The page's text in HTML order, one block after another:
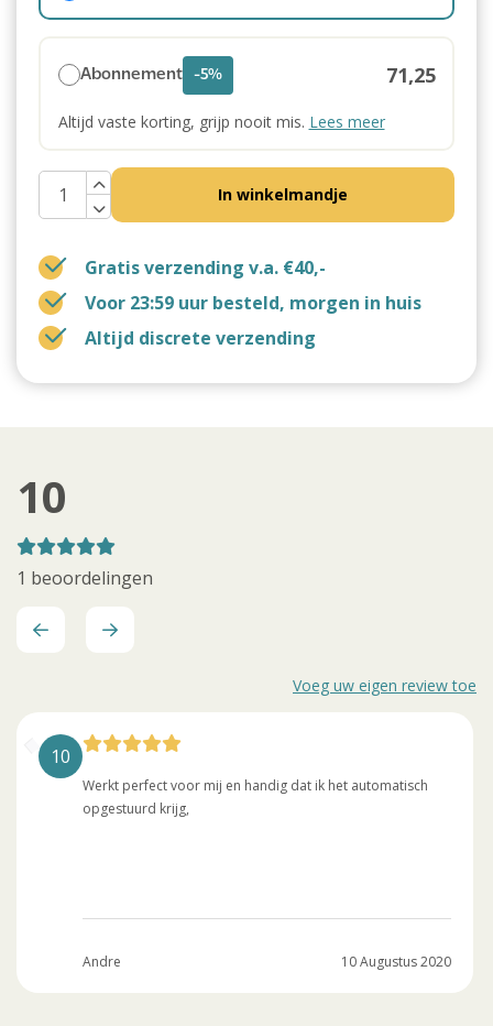
Abonnement -5% 71,25
Altijd vaste korting, grijp nooit mis. Lees meer
In winkelmandje
Gratis verzending v.a. €40,-
Voor 23:59 uur besteld, morgen in huis
Altijd discrete verzending
10
1 beoordelingen
Voeg uw eigen review toe
10
Werkt perfect voor mij en handig dat ik het automatisch
opgestuurd krijg,
Andre 10 Augustus 2020